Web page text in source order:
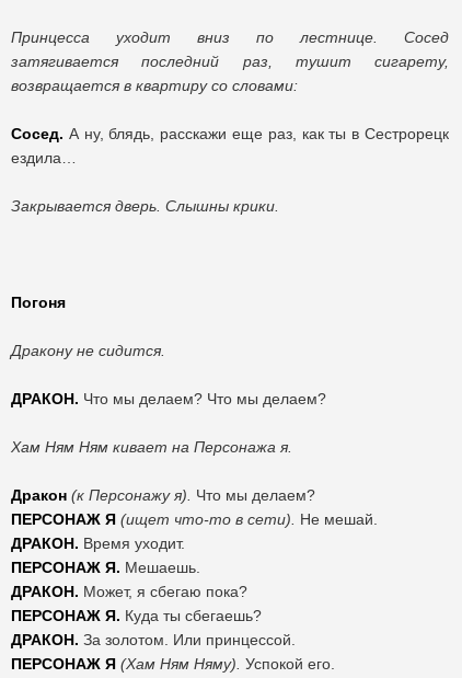
Принцесса уходит вниз по лестнице. Сосед
затягивается последний раз, тушит сигарету,
возвращается в квартиру со словами:
Сосед. А ну, блядь, расскажи еще раз, как ты в Сестрорецк
ездила…
Закрывается дверь. Слышны крики.
Погоня
Дракону не сидится.
ДРАКОН. Что мы делаем? Что мы делаем?
Хам Ням Ням кивает на Персонажа я.
Дракон (к Персонажу я).
Что мы делаем?
ПЕРСОНАЖ Я (ищет что-то в сети). Не мешай.
ДРАКОН. Время уходит.
ПЕРСОНАЖ Я. Мешаешь.
ДРАКОН. Может, я сбегаю пока?
ПЕРСОНАЖ Я. Куда ты сбегаешь?
ДРАКОН. За золотом. Или принцессой.
ПЕРСОНАЖ Я (Хам Ням Няму). Успокой его.